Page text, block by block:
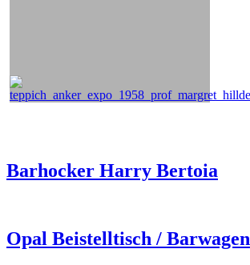
Barhocker Harry Bertoia
Opal Beistelltisch / Barwagen